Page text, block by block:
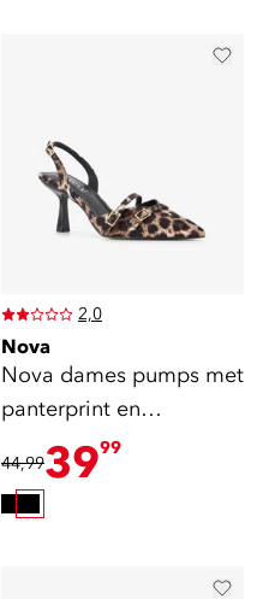
2,0
Nova
Nova dames pumps met
panterprint en
stilettohakken zwart
bruin
44,993999